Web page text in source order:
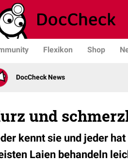
Flexikon Shop
DocCheck News
und
kennt sie und jeder
Laien behandeln